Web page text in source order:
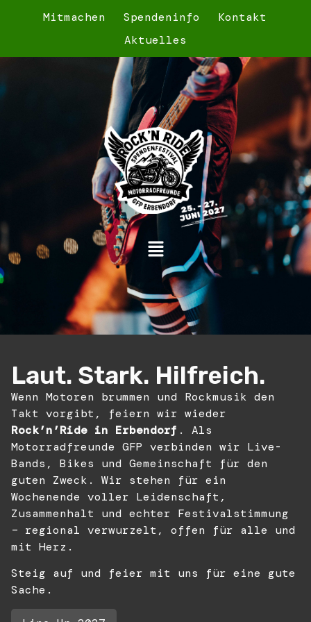
Mitmachen Spendeninfo
Kontakt
Aktuelles
Laut. Stark. Hilfreich.
Wenn Motoren brummen und Rockmusik den
Takt vorgibt, feiern wir wieder
Rock’n’Ride in Erbendorf . Als
Motorradfreunde GFP verbinden wir Live-
Bands, Bikes und Gemeinschaft für den
guten Zweck. Wir stehen für ein
Wochenende voller Leidenschaft,
Zusammenhalt und echter Festivalstimmung
– regional verwurzelt, offen für alle und
mit Herz.
Steig auf und feier mit uns für eine gute
Sache.